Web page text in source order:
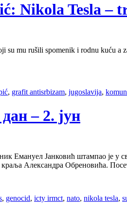
Nikola Tesla
su mu rušili spomenik i rodnu kuću
, grafit antisrbizam, jugoslavija,
– 2. јун
Емануел Јанковић штампао је у
Александра Обреновића.
, genocid, icty irmct, nato, nikola tesla,